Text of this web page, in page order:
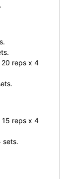
20 reps x 4
15 reps x 4
sets.